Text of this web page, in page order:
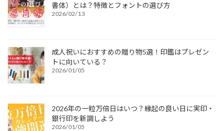
書体）とは？特徴とフォントの選び方
2026/02/13
成人祝いにおすすめの贈り物5選！印鑑はプレゼン
トに向いている？
2026/01/05
2026年の一粒万倍日はいつ？縁起の良い日に実印・
銀行印を新調しよう
2026/01/05